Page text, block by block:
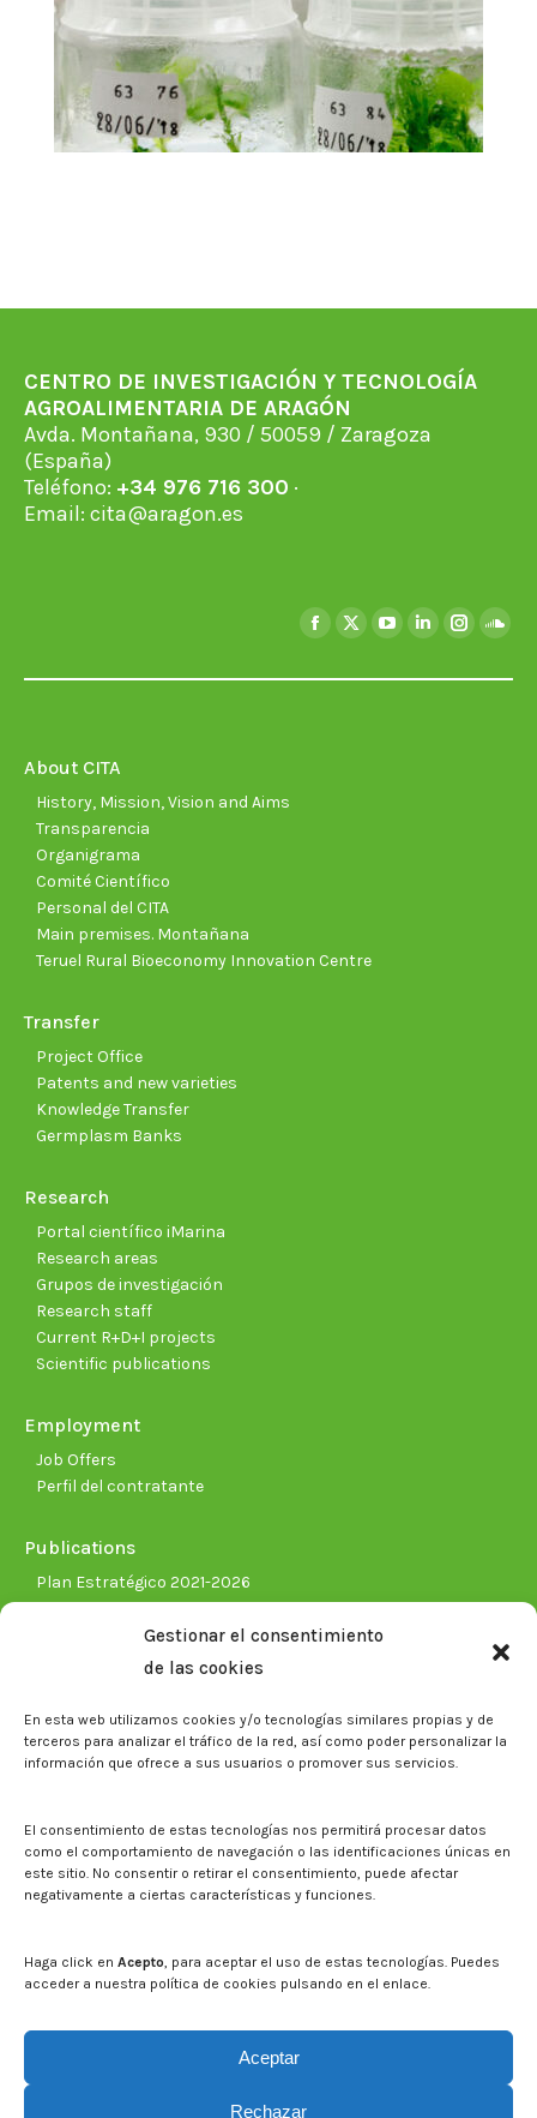
Gestionar el consentimiento
de las cookies
En esta web utilizamos cookies y/o tecnologías similares propias y de
terceros para analizar el tráfico de la red, así como poder personalizar la
información que ofrece a sus usuarios o promover sus servicios.
El consentimiento de estas tecnologías nos permitirá procesar datos
como el comportamiento de navegación o las identificaciones únicas en
este sitio. No consentir o retirar el consentimiento, puede afectar
negativamente a ciertas características y funciones.
Haga click en Acepto, para aceptar el uso de estas tecnologías. Puedes
acceder a nuestra política de cookies pulsando en el enlace.
Aceptar
Rechazar
CENTRO DE INVESTIGACIÓN Y TECNOLOGÍA
AGROALIMENTARIA DE ARAGÓN
Avda. Montañana, 930 / 50059 / Zaragoza
(España)
Teléfono: +34 976 716 300 ·
Email: cita@aragon.es
Facebook
X
YouTubeLinkedin
About CITA
History, Mission, Vision and Aims
Transparencia
Organigrama
Comité Científico
Personal del CITA
Main premises. Montañana
Teruel Rural Bioeconomy Innovation Centre
Transfer
Project Office
Patents and new varieties
Knowledge Transfer
Germplasm Banks
Research
Portal científico iMarina
Research areas
Grupos de investigación
Research staff
Current R+D+I projects
Scientific publications
Employment
Job Offers
Perfil del contratante
Publications
Plan Estratégico 2021-2026
Memorias corporativas
Biblioteca. Repositorio CITAREA
Noticias
Eventos
Boletín electrónico cita2
Contact
Search on CITA website